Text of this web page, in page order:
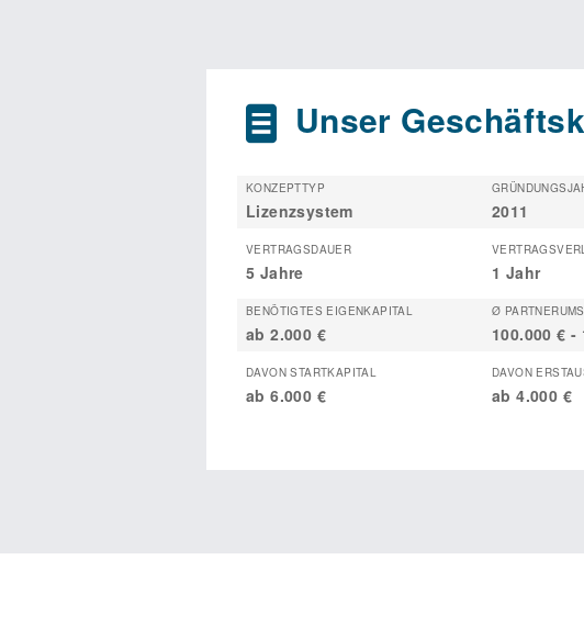
Unser
KONZEPTTYP
Lizenzsystem 2011
VERTRAGSDAUER
5 Jahre 1 Jahr
BENÖTIGTES EIGENKAPITAL
ab 2.000 €
Ø
100.000 € -
DAVON STARTKAPITAL
ab 6.000 €
DAVON
ab 4.000 €